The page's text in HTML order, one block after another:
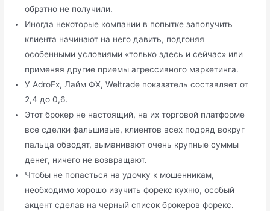
обратно не получили.
Иногда некоторые компании в попытке заполучить
клиента начинают на него давить, подгоняя
особенными условиями «только здесь и сейчас» или
применяя другие приемы агрессивного маркетинга.
У AdroFx, Лайм ФХ, Weltrade показатель составляет от
2,4 до 0,6.
Этот брокер не настоящий, на их торговой платформе
все сделки фальшивые, клиентов всех подряд вокруг
пальца обводят, выманивают очень крупные суммы
денег, ничего не возвращают.
Чтобы не попасться на удочку к мошенникам,
необходимо хорошо изучить форекс кухню, особый
акцент сделав на черный список брокеров форекс.